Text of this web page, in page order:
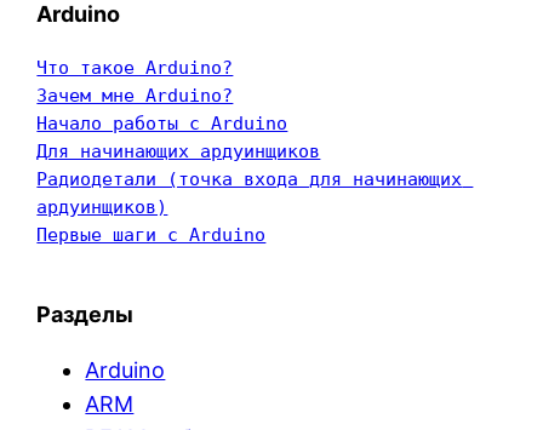
Arduino
Что такое Arduino?
Зачем мне Arduino?
Начало работы с Arduino
Для начинающих ардуинщиков
Радиодетали (точка входа для начинающих
ардуинщиков)
Первые шаги с Arduino
Разделы
Arduino
ARM